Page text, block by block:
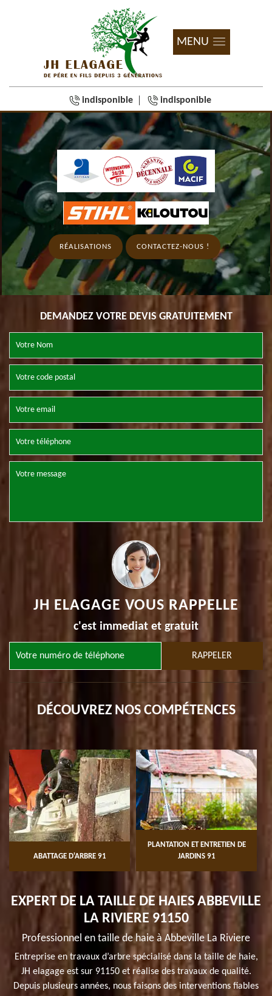
MENU
indisponible indisponible
RÉALISATIONS CONTACTEZ-NOUS !
DEMANDEZ VOTRE DEVIS GRATUITEMENT
JH ELAGAGE VOUS RAPPELLE
c'est immediat et gratuit
DÉCOUVREZ NOS COMPÉTENCES
ABATTAGE D'ARBRE 91
PLANTATION ET ENTRETIEN DE
JARDINS 91
EXPERT DE LA TAILLE DE HAIES ABBEVILLE
LA RIVIERE 91150
Professionnel en taille de haie à Abbeville La Riviere
Entreprise en travaux d’arbre spécialisé dans la taille de haie,
JH elagage est sur 91150 et réalise des travaux de qualité.
Depuis plusieurs années, nous faisons des interventions fiables